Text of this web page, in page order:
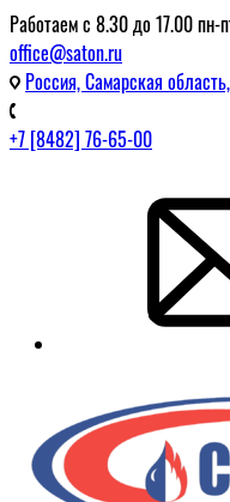
Работаем с 8.30 до 17.00 пн-
office@saton.ru
Россия, Самарская
+7 [8482] 76-65-00